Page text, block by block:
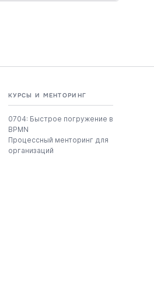
КУРСЫ И МЕНТОРИНГ
0704: Быстрое погружение в
BPMN
Процессный менторинг для
организаций